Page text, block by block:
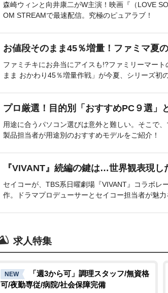
森崎ウィンと向井康二がW主演！映画『（LOVE
OM STREAMで最速配信。究極のピュアラブ！
お値段そのまま45％増量！ファミマ夏
ファミチキにお弁当にアイスも!?ファミリーマー
まま おかわり45％増量作戦」が今夏、シリーズ初
プロ厳選！目的別「おすすめPC９選」
用途に合うパソコン選びは意外と難しい。そこで
製品担当者が用途別のおすすめモデルをご紹介！
『VIVANT』続編の鍵は…世界観表現し
セイコーが、TBS系日曜劇場『VIVANT』コラボレ
作。ドラマプロデューサーとセイコー担当者が魅力
求人特集
NEW
「週3から可」調理スタッフ/無資格
可/夜勤専従/病院/社会保障完備